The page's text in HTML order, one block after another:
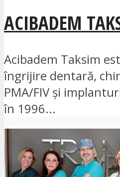
ACIBADEM
Acibadem Taksim
îngrijire dentară,
PMA/FIV și
în 1996...